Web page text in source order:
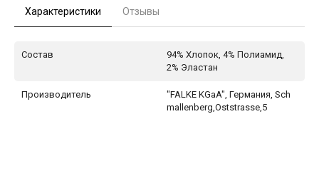
Характеристики Отзывы
Состав
94% Хлопок, 4% Полиамид,
2% Эластан
Производитель
"FALKE KGaA", Германия, Sch
mallenberg,Oststrasse,5